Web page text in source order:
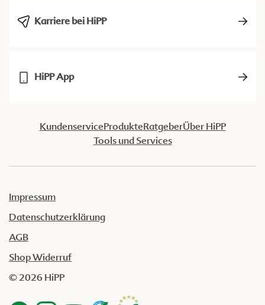
Karriere bei HiPP
HiPP App
KundenserviceProdukteRatgeberÜber HiPP
Tools und Services
Impressum
Datenschutzerklärung
AGB
Shop Widerruf
© 2026 HiPP